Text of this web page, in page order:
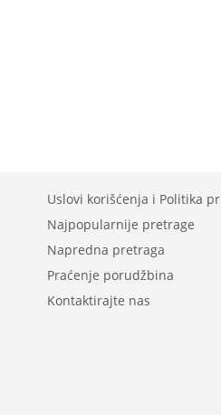
Uslovi korišćenja i Politika
Najpopularnije pretrage
Napredna pretraga
Praćenje porudžbina
Kontaktirajte nas